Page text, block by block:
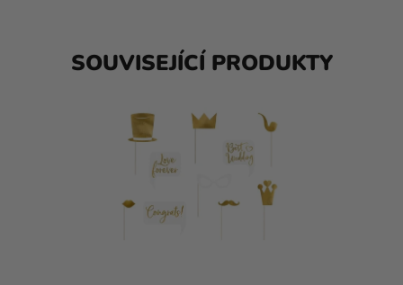
SOUVISEJÍCÍ PRODUKTY